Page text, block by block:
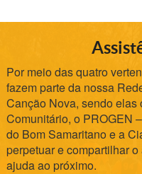
Por meio das quatro
fazem parte da nossa
Canção Nova, sendo elas
Comunitário, o PROGEN
do Bom Samaritano e a
perpetuar e compartilhar
ajuda ao próximo.